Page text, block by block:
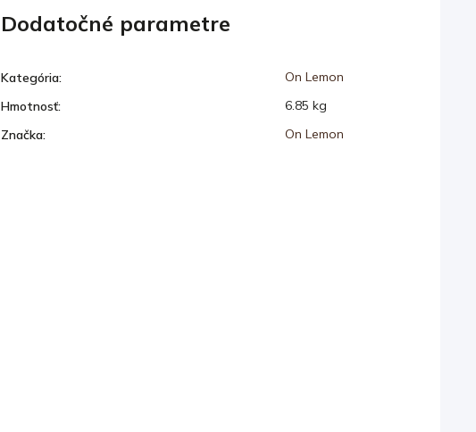
Dodatočné parametre
Kategória:
On Lemon
Hmotnosť:
6.85 kg
Značka: On Lemon